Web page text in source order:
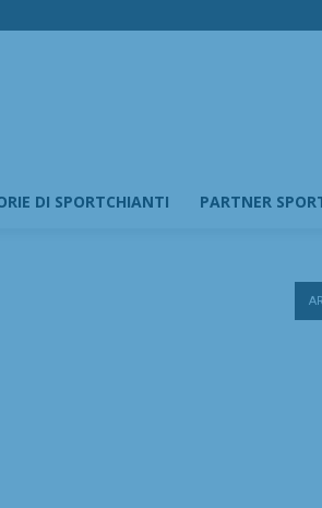
DI SPORTCHIANTI PARTNER